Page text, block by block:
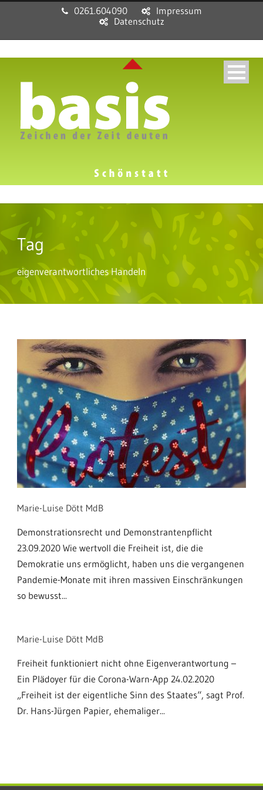
0261.604090
Impressum
Datenschutz
Tag
eigenverantwortliches Handeln
Marie-Luise Dött MdB
Demonstrationsrecht und Demonstrantenpflicht
23.09.2020 Wie wertvoll die Freiheit ist, die die
Demokratie uns ermöglicht, haben uns die vergangenen
Pandemie-Monate mit ihren massiven Einschränkungen
so bewusst...
Marie-Luise Dött MdB
Freiheit funktioniert nicht ohne Eigenverantwortung –
Ein Plädoyer für die Corona-Warn-App 24.02.2020
„Freiheit ist der eigentliche Sinn des Staates“, sagt Prof.
Dr. Hans-Jürgen Papier, ehemaliger...